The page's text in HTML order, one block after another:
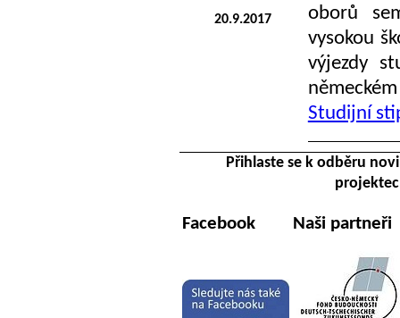
20.9.2017
oborů
vysokou
výjezdy
Studijní
Přihlaste se k odběru
Facebook Naši partneři